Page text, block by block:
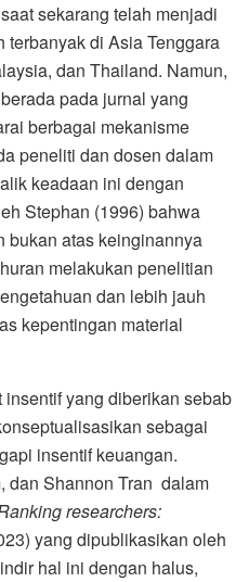
sekarang telah menjadi
di Asia Tenggara
dan Thailand. Namun,
pada jurnal yang
berbagai mekanisme
peneliti dan dosen dalam
keadaan ini dengan
Stephan (1996) bahwa
bukan atas keinginannya
melakukan penelitian
dan lebih jauh
kepentingan material
yang diberikan sebab
sebagai
insentif keuangan.
dan Shannon Tran dalam
researchers:
yang dipublikasikan oleh
hal ini dengan halus,